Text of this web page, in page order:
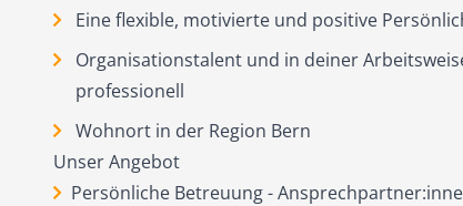
Eine flexible, motivierte und positive
Organisationstalent und in deiner
professionell
Wohnort in der Region Bern
Unser Angebot
Persönliche Betreuung -